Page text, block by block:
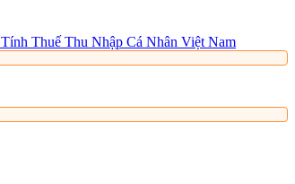
Tính Thuế Thu Nhập Cá Nhân Việt Nam